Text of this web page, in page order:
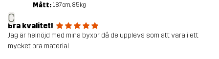
C
Mått: 187cm, 85kg
Bra kvalitet!
Jag är helnöjd med mina byxor då de upplevs som att vara i ett
mycket bra material.